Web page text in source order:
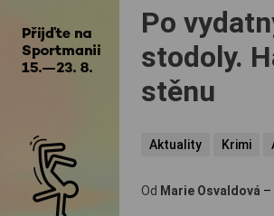
Po
stodoly.
stěnu
Aktuality Krimi
Od Marie Osvaldová –